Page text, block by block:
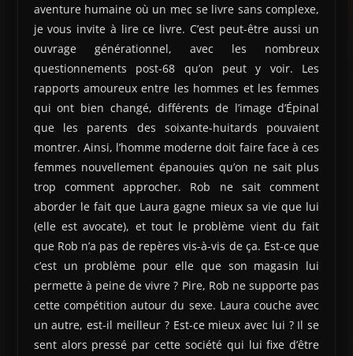
aventure humaine où un mec se livre sans complexe,
je vous invite à lire ce livre. C’est peut-être aussi un
ouvrage générationnel, avec les nombreux
questionnements post-68 qu’on peut y voir. Les
rapports amoureux entre les hommes et les femmes
qui ont bien changé, différents de l’image d’Épinal
que les parents des soixante-huitards pouvaient
montrer. Ainsi, l’homme moderne doit faire face à ces
femmes nouvellement épanouies qu’on ne sait plus
trop comment approcher. Rob ne sait comment
aborder le fait que Laura gagne mieux sa vie que lui
(elle est avocate), et tout le problème vient du fait
que Rob n’a pas de repères vis-à-vis de ça. Est-ce que
c’est un problème pour elle que son magasin lui
permette à peine de vivre ? Pire, Rob ne supporte pas
cette compétition autour du sexe. Laura couche avec
un autre, est-il meilleur ? Est-ce mieux avec lui ? Il se
sent alors pressé par cette société qui lui fixe d’être